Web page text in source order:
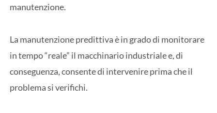
manutenzione.
La manutenzione predittiva è in grado di monitorare
in tempo “reale” il macchinario industriale e, di
conseguenza, consente di intervenire prima che il
problema si verifichi.